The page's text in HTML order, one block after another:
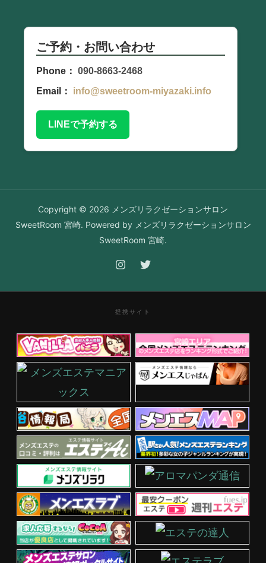
ご予約・お問い合わせ
Phone： 090-8663-2468
Email：
info@sweetroom-miyazaki.info
LINEで予約する
Copyright © 2026 メンズリラクゼーションサロン
SweetRoom 宮崎. Powered by メンズリラクゼーションサロン
SweetRoom 宮崎.
提携サイト